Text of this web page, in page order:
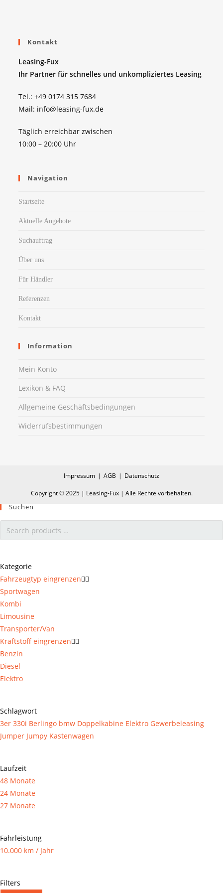
Kontakt
Leasing-Fux
Ihr Partner für schnelles und unkompliziertes Leasing
Tel.: +49 0174 315 7684
Mail: info@leasing-fux.de
Täglich erreichbar zwischen
10:00 – 20:00 Uhr
Navigation
Startseite
Aktuelle Angebote
Suchauftrag
Über uns
Für Händler
Referenzen
Kontakt
Information
Mein Konto
Lexikon & FAQ
Allgemeine Geschäftsbedingungen
Widerrufsbestimmungen
Impressum AGB Datenschutz
Copyright©2025 | Leasing-Fux | Alle Rechte vorbehalten.
Suchen
Kategorie
Fahrzeugtyp eingrenzen
Sportwagen
Kombi
Limousine
Transporter/Van
Kraftstoff eingrenzen
Benzin
Diesel
Elektro
Schlagwort
3er 330i Berlingo bmw Doppelkabine Elektro Gewerbeleasing
Jumper Jumpy Kastenwagen
Laufzeit
48 Monate
24 Monate
27 Monate
Fahrleistung
10.000 km / Jahr
Filters